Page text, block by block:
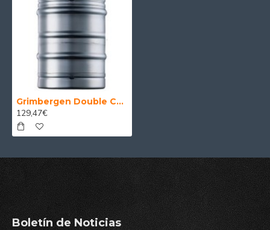
Grimbergen Double Cerveza Belga Ale Oscura 20 Litros
129,47€
Boletín de Noticias